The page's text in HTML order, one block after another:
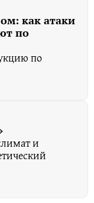
как атаки
по
по
и